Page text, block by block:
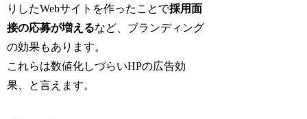
りしたWebサイトを作ったことで採用面
接の応募が増えるなど、ブランディング
の効果もあります。
これらは数値化しづらいHPの広告効
果、と言えます。